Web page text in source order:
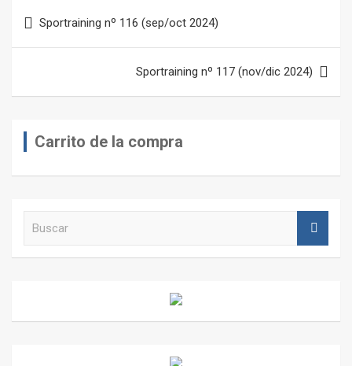
de
Sportraining nº 116 (sep/oct 2024)
Sportraining nº 117 (nov/dic 2024)
Carrito de la compra